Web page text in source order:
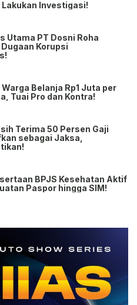
Lakukan Investigasi!
Utama PT Dosni Roha
Korupsi
Belanja Rp1 Juta per
Tuai Pro dan Kontra!
Terima 50 Persen Gaji
sebagai Jaksa,
BPJS Kesehatan Aktif
Paspor hingga SIM!